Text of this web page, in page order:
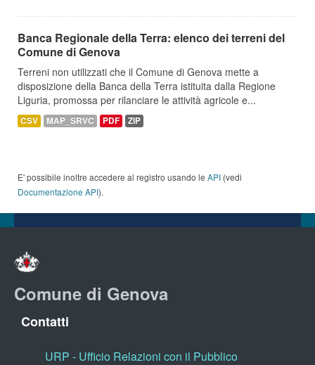
Banca Regionale della Terra: elenco dei terreni del
Comune di Genova
Terreni non utilizzati che il Comune di Genova mette a
disposizione della Banca della Terra istituita dalla Regione
Liguria, promossa per rilanciare le attività agricole e...
CSV MAP_SRVC PDF ZIP
E' possibile inoltre accedere al registro usando le API (vedi
Documentazione API).
Comune di Genova
Contatti
URP - Ufficio Relazioni con il Pubblico